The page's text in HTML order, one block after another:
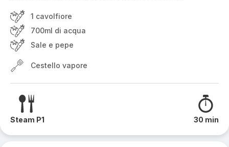
1 cavolfiore
700ml di acqua
Sale e pepe
Cestello vapore
Steam P1 30 min